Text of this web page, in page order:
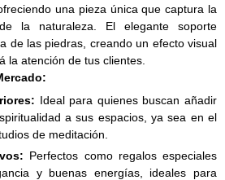
una pieza única que captura la
la naturaleza. El elegante soporte
de las piedras, creando un efecto visual
la atención de tus clientes.
Ideal para quienes buscan añadir
a sus espacios, ya sea en el
de meditación.
Perfectos como regalos especiales
y buenas energías, ideales para